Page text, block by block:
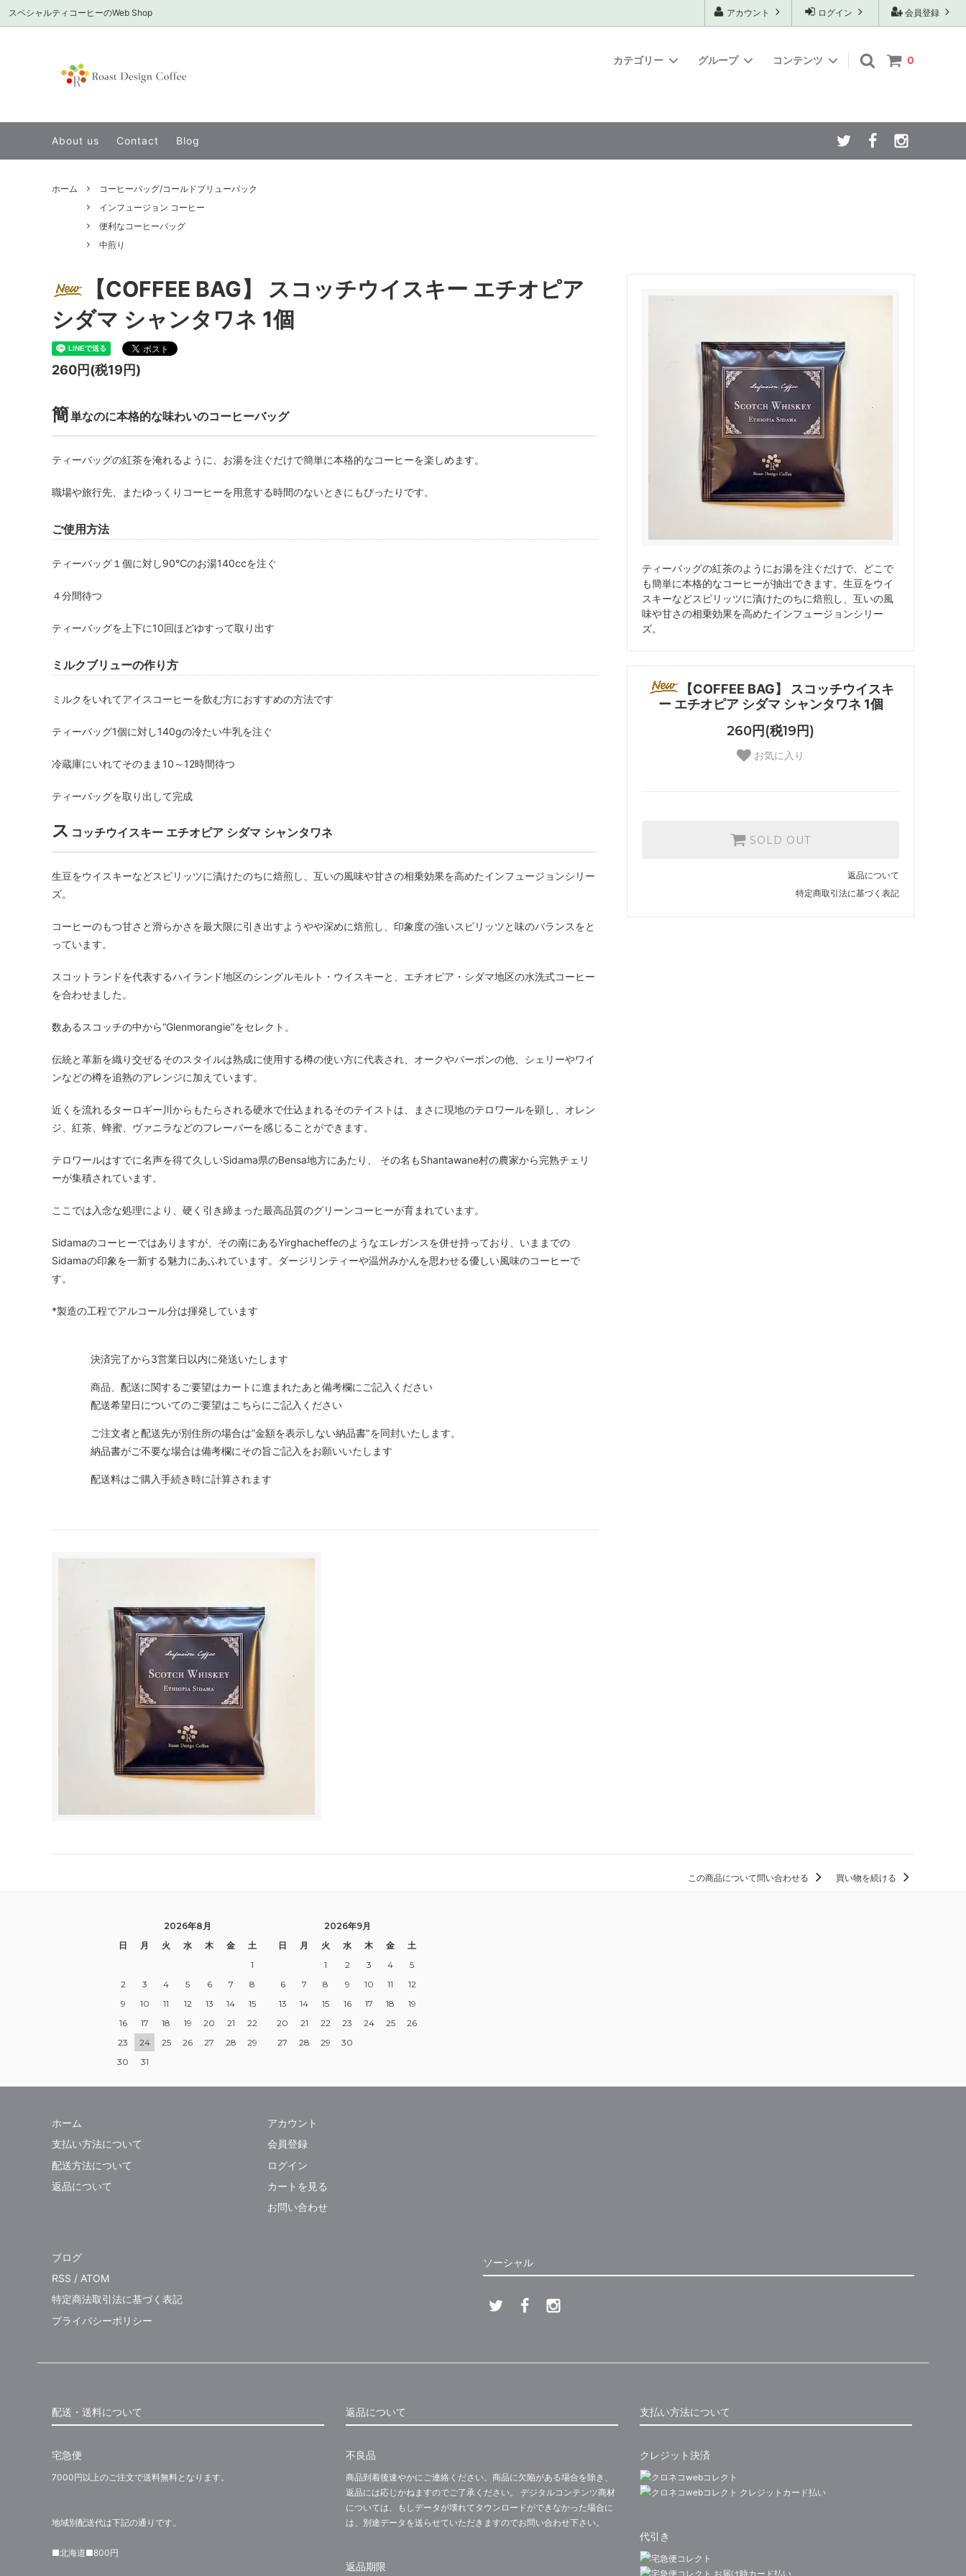
会員登録
ログイン
アカウント
スペシャルティコーヒーのWeb Shop
0
カテゴリー
ク
グループ
ディカフェ/カフェインレス
深煎り
コンテンツ
っと深め編
シピ
About us Contact Blog
ホーム
コーヒーバッグ/コールドブリューパック
インフュージョン コーヒー
便利なコーヒーバッグ
中煎り
ティーバッグの紅茶のようにお湯を注ぐだけで、どこで
も簡単に本格的なコーヒーが抽出できます。生豆をウイ
スキーなどスピリッツに漬けたのちに焙煎し、互いの風
味や甘さの相乗効果を高めたインフュージョンシリー
ズ。
【COFFEE BAG】 スコッチウイスキ
ー エチオピア シダマ シャンタワネ 1個
260円(税19円)
お気に入り
SOLD OUT
返品について
特定商取引法に基づく表記
【COFFEE BAG】 スコッチウイスキー エチオピア
シダマ シャンタワネ 1個
260円(税19円)
簡単なのに本格的な味わいのコーヒーバッグ
ティーバッグの紅茶を淹れるように、お湯を注ぐだけで簡単に本格的なコーヒーを楽しめます。
職場や旅行先、またゆっくりコーヒーを用意する時間のないときにもぴったりです。
ご使用方法
ティーバッグ１個に対し90℃のお湯140ccを注ぐ
４分間待つ
ティーバッグを上下に10回ほどゆすって取り出す
ミルクブリューの作り方
ミルクをいれてアイスコーヒーを飲む方におすすめの方法です
ティーバッグ1個に対し140gの冷たい牛乳を注ぐ
冷蔵庫にいれてそのまま10～12時間待つ
ティーバッグを取り出して完成
ス コッチウイスキー エチオピア シダマ シャンタワネ
生豆をウイスキーなどスピリッツに漬けたのちに焙煎し、互いの風味や甘さの相乗効果を高めたインフュージョンシリー
ズ。
コーヒーのもつ甘さと滑らかさを最大限に引き出すようやや深めに焙煎し、印象度の強いスピリッツと味のバランスをと
っています。
スコットランドを代表するハイランド地区のシングルモルト・ウイスキーと、エチオピア・シダマ地区の水洗式コーヒー
を合わせました。
数あるスコッチの中から“Glenmorangie”をセレクト。
伝統と革新を織り交ぜるそのスタイルは熟成に使用する樽の使い方に代表され、オークやバーボンの他、シェリーやワイ
ンなどの樽を追熟のアレンジに加えています。
近くを流れるターロギー川からもたらされる硬水で仕込まれるそのテイストは、まさに現地のテロワールを顕し、オレン
ジ、紅茶、蜂蜜、ヴァニラなどのフレーバーを感じることができます。
テロワールはすでに名声を得て久しいSidama県のBensa地方にあたり、 その名もShantawane村の農家から完熟チェリ
ーが集積されています。
ここでは入念な処理により、硬く引き締まった最高品質のグリーンコーヒーが育まれています。
Sidamaのコーヒーではありますが、その南にあるYirghacheffeのようなエレガンスを併せ持っており、いままでの
Sidamaの印象を一新する魅力にあふれています。ダージリンティーや温州みかんを思わせる優しい風味のコーヒーで
す。
*製造の工程でアルコール分は揮発しています
決済完了から3営業日以内に発送いたします
商品、配送に関するご要望はカートに進まれたあと備考欄にご記入ください
配送希望日についてのご要望はこちらにご記入ください
ご注文者と配送先が別住所の場合は”金額を表示しない納品書"を同封いたします。
納品書がご不要な場合は備考欄にその旨ご記入をお願いいたします
配送料はご購入手続き時に計算されます
この商品について問い合わせる 買い物を続ける
2026年8月
日
月 火 水 木 金
土
1
2
3 4 5 6 7
8
9
10 11 12 13 14
15
16
17 18 19 20 21
22
23
24 25 26 27 28
29
30
31
2026年9月
日
月 火 水 木 金
土
1
2 3 4
5
6
7 8 9 10 11
12
13
14 15 16 17 18
19
20
21 22 23 24 25
26
27
28 29 30
ホーム
支払い方法について
配送方法について
返品について
アカウント
会員登録
ログイン
カートを見る
お問い合わせ
ソーシャル
ブログ
RSS / ATOM
特定商法取引法に基づく表記
プライバシーポリシー
配送・送料について
宅急便
7000円以上のご注文で送料無料となります。
地域別配送代は下記の通りです。
■北海道■800円
返品について
不良品
商品到着後速やかにご連絡ください。商品に欠陥がある場合を除き、
返品には応じかねますのでご了承ください。 デジタルコンテンツ商材
については、もしデータが壊れてタウンロードができなかった場合に
は、別途データを送らせていただきますのでお問い合わせ下さい。
返品期限
支払い方法について
クレジット決済
代引き